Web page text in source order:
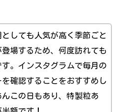
しても人気が高く季節ごと
場するため、何度訪れても
。インスタグラムで毎月の
確認することをおすすめし
この日もあり、特製粒あ